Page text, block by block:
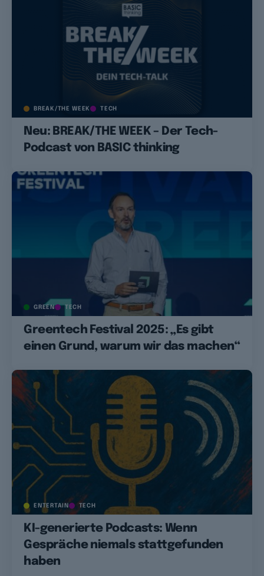
BREAK/THE WEEK TECH
Neu: BREAK/THE WEEK – Der Tech-
Podcast von BASIC thinking
GREEN TECH
Greentech Festival 2025: „Es gibt
einen Grund, warum wir das machen“
ENTERTAIN TECH
KI-generierte Podcasts: Wenn
Gespräche niemals stattgefunden
haben